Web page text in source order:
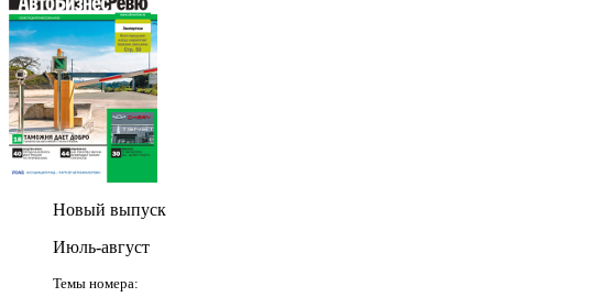
Новый выпуск
Июль-август
Темы номера: